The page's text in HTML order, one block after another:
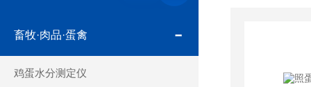
畜牧·肉品·蛋禽
鸡蛋水分测定仪